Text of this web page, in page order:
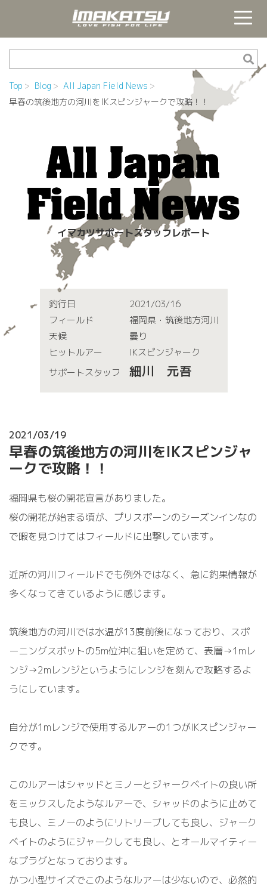
Top Blog
All Japan Field News
早春の筑後地方の河川をIKスピンジャークで攻略！！
イマカツサポートスタッフレポート
釣行日
2021/03/16
フィールド
福岡県・筑後地方河川
天候
曇り
ヒットルアー
IKスピンジャーク
サポートスタッフ
細川 元吾
2021/03/19
早春の筑後地方の河川をIKスピンジャ
ークで攻略！！
福岡県も桜の開花宣言がありました。
桜の開花が始まる頃が、プリスポーンのシーズンインなの
で暇を見つけてはフィールドに出撃しています。
近所の河川フィールドでも例外ではなく、急に釣果情報が
多くなってきているように感じます。
筑後地方の河川では水温が13度前後になっており、スポ
ーニングスポットの5m位沖に狙いを定めて、表層→1mレ
ンジ→2mレンジというようにレンジを刻んで攻略するよ
うにしています。
自分が1mレンジで使用するルアーの1つがIKスピンジャー
クです。
このルアーはシャッドとミノーとジャークベイトの良い所
をミックスしたようなルアーで、シャッドのように止めて
も良し、ミノーのようにリトリーブしても良し、ジャーク
ベイトのようにジャークしても良し、とオールマイティー
なプラグとなっております。
かつ小型サイズでこのようなルアーは少ないので、必然的